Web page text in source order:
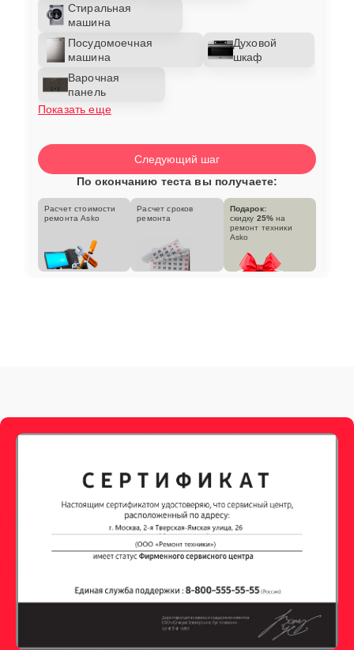
Стиральная
машина
Посудомоечная
машина
Духовой
шкаф
Варочная
панель
Показать еще
Следующий шаг
По окончанию теста вы получаете:
Расчет стоимости
ремонта Asko
Расчет сроков
ремонта
Подарок:
скидку 25% на
ремонт техники
Asko